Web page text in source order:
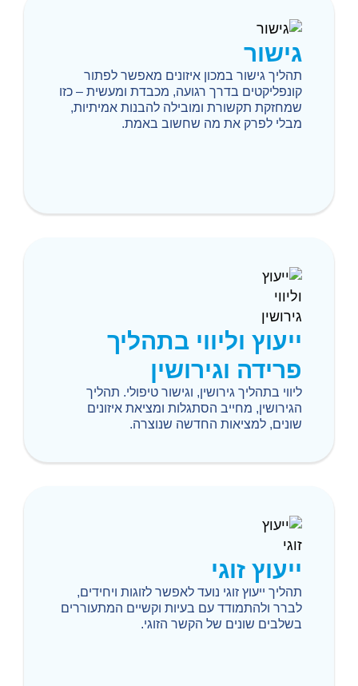
גישור
תהליך גישור במכון איזונים מאפשר לפתור
קונפליקטים בדרך רגועה, מכבדת ומעשית – כזו
שמחזקת תקשורת ומובילה להבנות אמיתיות,
מבלי לפרק את מה שחשוב באמת.
ייעוץ וליווי בתהליך
פרידה וגירושין
ליווי בתהליך גירושין, וגישור טיפולי. תהליך
הגירושין, מחייב הסתגלות ומציאת איזונים
שונים, למציאות החדשה שנוצרה.
ייעוץ זוגי
תהליך ייעוץ זוגי נועד לאפשר לזוגות ויחידים,
לברר ולהתמודד עם בעיות וקשיים המתעוררים
בשלבים שונים של הקשר הזוגי.